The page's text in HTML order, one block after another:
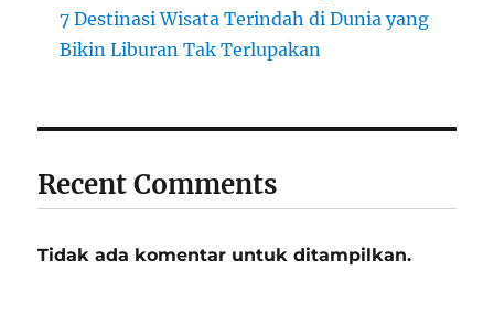
7 Destinasi Wisata Terindah di Dunia yang
Bikin Liburan Tak Terlupakan
Recent Comments
Tidak ada komentar untuk ditampilkan.